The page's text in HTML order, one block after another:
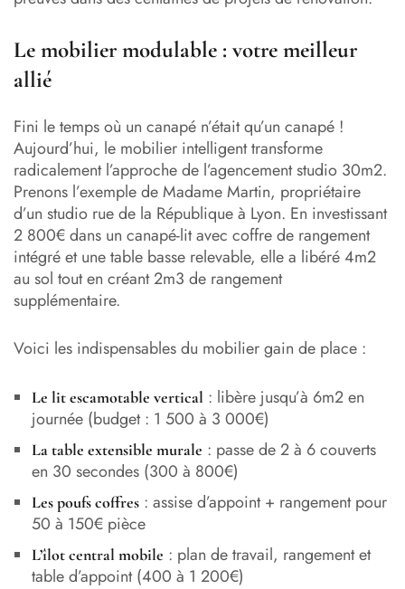
Le mobilier modulable : votre meilleur
allié
Fini le temps où un canapé n’était qu’un canapé !
Aujourd’hui, le mobilier intelligent transforme
radicalement l’approche de l’agencement studio 30m2.
Prenons l’exemple de Madame Martin, propriétaire
d’un studio rue de la République à Lyon. En investissant
2 800€ dans un canapé-lit avec coffre de rangement
intégré et une table basse relevable, elle a libéré 4m2
au sol tout en créant 2m3 de rangement
supplémentaire.
Voici les indispensables du mobilier gain de place :
Le lit escamotable vertical : libère jusqu’à 6m2 en
journée (budget : 1 500 à 3 000€)
La table extensible murale : passe de 2 à 6 couverts
en 30 secondes (300 à 800€)
Les poufs coffres: assise d’appoint + rangement pour
50 à 150€ pièce
L’îlot central mobile : plan de travail, rangement et
table d’appoint (400 à 1 200€)